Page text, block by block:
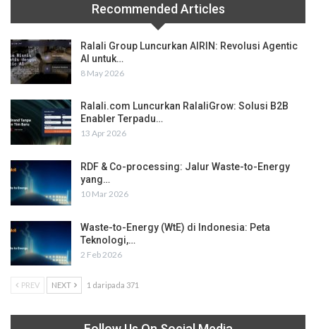
Recommended Articles
Ralali Group Luncurkan AIRIN: Revolusi Agentic
AI untuk…
8 May 2026
Ralali.com Luncurkan RalaliGrow: Solusi B2B
Enabler Terpadu…
13 Apr 2026
RDF & Co-processing: Jalur Waste-to-Energy
yang…
10 Mar 2026
Waste-to-Energy (WtE) di Indonesia: Peta
Teknologi,…
2 Feb 2026
PREV NEXT 1 daripada 371